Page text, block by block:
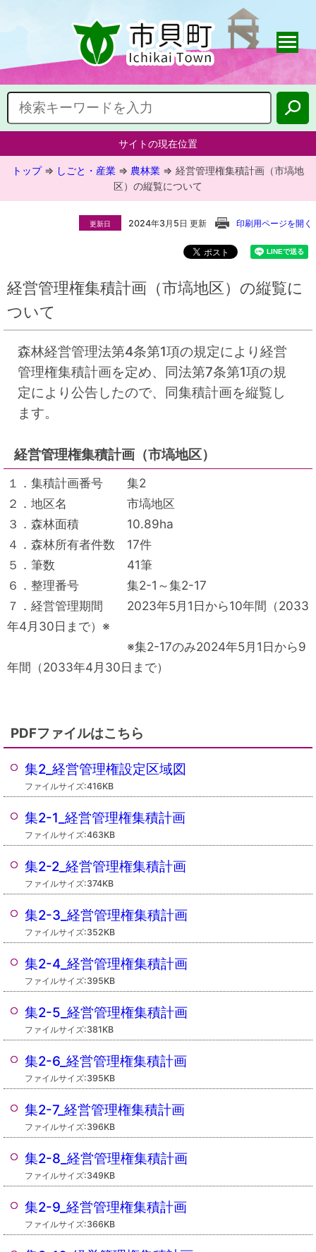
サイトの現在位置
トップ⇒ しごと・産業 ⇒ 農林業 ⇒ 経営管理権集積計画（市塙地
区）の縦覧について
更新日 2024年3月5日 更新 印刷用ページを開く
経営管理権集積計画（市塙地区）の縦覧に
ついて
森林経営管理法第4条第1項の規定により経営
管理権集積計画を定め、同法第7条第1項の規
定により公告したので、同集積計画を縦覧し
ます。
経営管理権集積計画（市塙地区）
１．集積計画番号 集2
２．地区名 市塙地区
３．森林面積 10.89ha
４．森林所有者件数 17件
５．筆数 41筆
６．整理番号 集2-1～集2-17
７．経営管理期間 2023年5月1日から10年間（2033
年4月30日まで）※
※集2-17のみ2024年5月1日から9
年間（2033年4月30日まで）
PDFファイルはこちら
集2_経営管理権設定区域図
ファイルサイズ:416KB
集2-1_経営管理権集積計画
ファイルサイズ:463KB
集2-2_経営管理権集積計画
ファイルサイズ:374KB
集2-3_経営管理権集積計画
ファイルサイズ:352KB
集2-4_経営管理権集積計画
ファイルサイズ:395KB
集2-5_経営管理権集積計画
ファイルサイズ:381KB
集2-6_経営管理権集積計画
ファイルサイズ:395KB
集2-7_経営管理権集積計画
ファイルサイズ:396KB
集2-8_経営管理権集積計画
ファイルサイズ:349KB
集2-9_経営管理権集積計画
ファイルサイズ:366KB